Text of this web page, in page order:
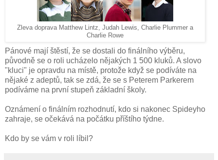
Zleva doprava Matthew Lintz, Judah Lewis, Charlie Plummer a
Charlie Rowe
Pánové mají štěstí, že se dostali do finálního výběru,
původně se o roli ucházelo nějakých 1 500 kluků. A slovo
"kluci" je opravdu na místě, protože když se podíváte na
nějaké z adeptů, tak se zdá, že se s Peterem Parkerem
podíváme na první stupeň základní školy.
Oznámení o finálním rozhodnutí, kdo si nakonec Spideyho
zahraje, se očekává na počátku příštího týdne.
Kdo by se vám v roli líbil?